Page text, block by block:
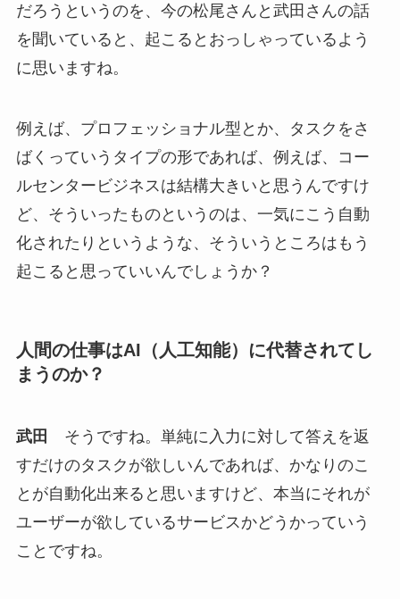
だろうというのを、今の松尾さんと武田さんの話
を聞いていると、起こるとおっしゃっているよう
に思いますね。
例えば、プロフェッショナル型とか、タスクをさ
ばくっていうタイプの形であれば、例えば、コー
ルセンタービジネスは結構大きいと思うんですけ
ど、そういったものというのは、一気にこう自動
化されたりというような、そういうところはもう
起こると思っていいんでしょうか？
人間の仕事はAI（人工知能）に代替されてし
まうのか？
武田
そうですね。単純に入力に対して答えを返
すだけのタスクが欲しいんであれば、かなりのこ
とが自動化出来ると思いますけど、本当にそれが
ユーザーが欲しているサービスかどうかっていう
ことですね。